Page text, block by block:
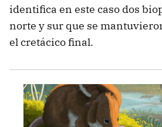
identifica en este caso dos
norte y sur que se
el cretácico final.